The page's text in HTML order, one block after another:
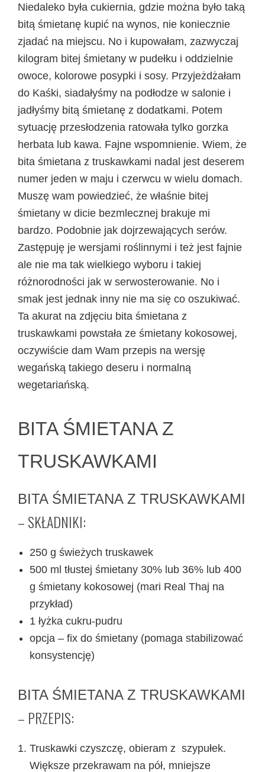
Niedaleko była cukiernia, gdzie można było taką
bitą śmietanę kupić na wynos, nie koniecznie
zjadać na miejscu. No i kupowałam, zazwyczaj
kilogram bitej śmietany w pudełku i oddzielnie
owoce, kolorowe posypki i sosy. Przyjeżdżałam
do Kaśki, siadałyśmy na podłodze w salonie i
jadłyśmy bitą śmietanę z dodatkami. Potem
sytuację przesłodzenia ratowała tylko gorzka
herbata lub kawa. Fajne wspomnienie. Wiem, że
bita śmietana z truskawkami nadal jest deserem
numer jeden w maju i czerwcu w wielu domach.
Muszę wam powiedzieć, że właśnie bitej
śmietany w dicie bezmlecznej brakuje mi
bardzo. Podobnie jak dojrzewających serów.
Zastępuję je wersjami roślinnymi i też jest fajnie
ale nie ma tak wielkiego wyboru i takiej
różnorodności jak w serwosterowanie. No i
smak jest jednak inny nie ma się co oszukiwać.
Ta akurat na zdjęciu bita śmietana z
truskawkami powstała ze śmietany kokosowej,
oczywiście dam Wam przepis na wersję
wegańską takiego deseru i normalną
wegetariańską.
BITA ŚMIETANA Z
TRUSKAWKAMI
BITA ŚMIETANA Z TRUSKAWKAMI
– SKŁADNIKI:
250 g świeżych truskawek
500 ml tłustej śmietany 30% lub 36% lub 400
g śmietany kokosowej (mari Real Thaj na
przykład)
1 łyżka cukru-pudru
opcja – fix do śmietany (pomaga stabilizować
konsystencję)
BITA ŚMIETANA Z TRUSKAWKAMI
– PRZEPIS:
Truskawki czyszczę, obieram z szypułek.
Większe przekrawam na pół, mniejsze